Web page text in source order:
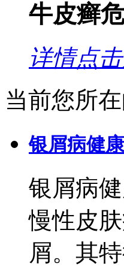
牛皮癣
详情点
当前您所在
银屑病健
银屑病
慢性皮
屑。其